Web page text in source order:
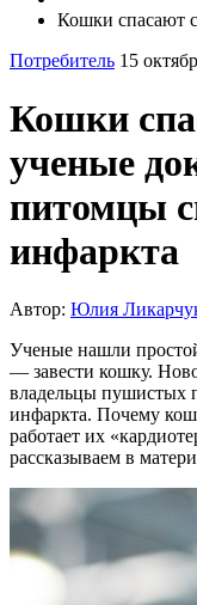
Кошки спасают
Потребитель 15
Кошки
ученые
питомцы
инфаркта
Автор: Юлия
Ученые нашли
— завести кошку.
владельцы пушистых
инфаркта. Почему
работает их
рассказываем в